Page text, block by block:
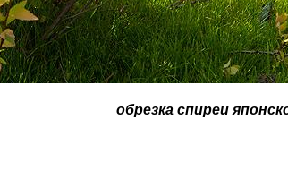
обрезка спиреи